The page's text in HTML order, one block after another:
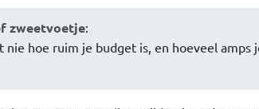
zweetvoetje:
hoe ruim je budget is, en hoeveel amps